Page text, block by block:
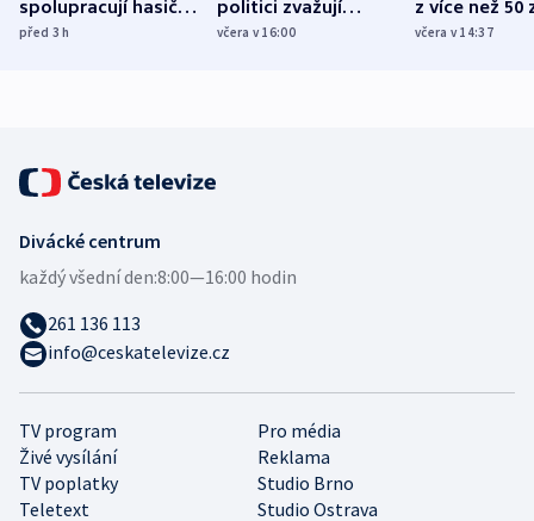
spolupracují hasiči z
různých zemí
před 3h
politici zvažují
dohodu o
včera v 16:00
z více než 50
Bojovali na
včera v 14:37
TV program
Pro média
Živé vysílání
Reklama
TV poplatky
Studio Brno
Teletext
Studio Ostrava
Divácké centrum
každý všední den:8:00—16:00 hodin
261 136 113
info@ceskatelevize.cz